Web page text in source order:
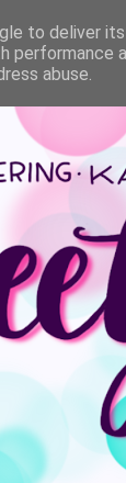
to deliver
abuse.